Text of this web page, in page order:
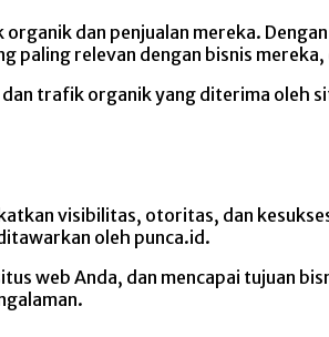
dan penjualan mereka.
paling relevan dengan bisnis
trafik organik yang diterima oleh
visibilitas, otoritas, dan
oleh punca.id.
web Anda, dan mencapai tujuan